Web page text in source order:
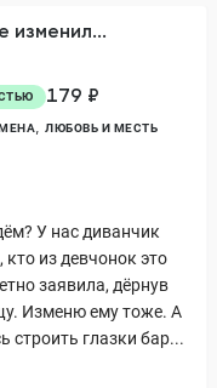
изменил...
179 ₽
ЛЮБОВЬ И МЕСТЬ
У нас диванчик
из девчонок это
заявила, дёрнув
Изменю ему тоже. А
строить глазки бар...